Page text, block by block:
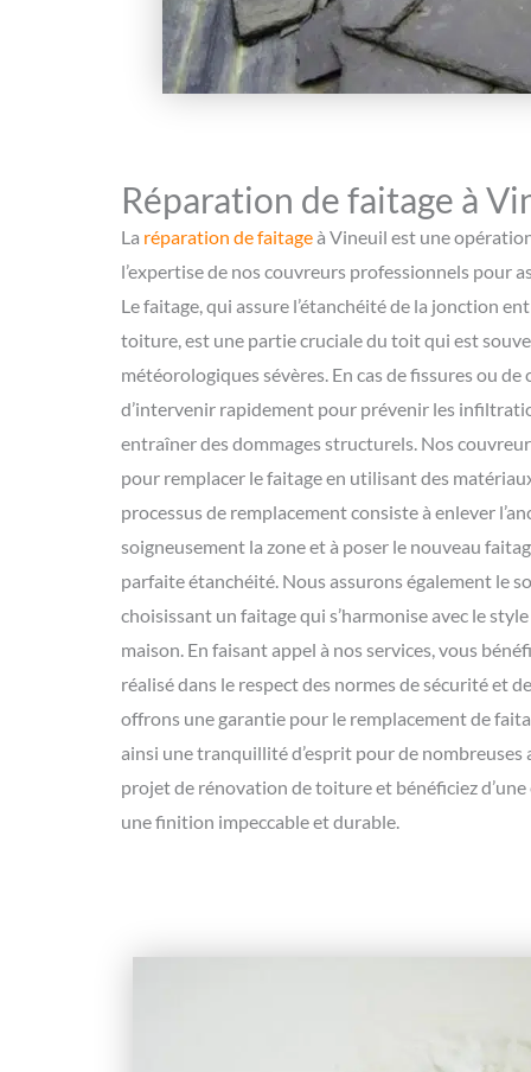
Réparation de faitage à
La réparation de faitageà Vineuil est une
l’expertise de nos couvreurs professionnels pour
Le faitage, qui assure l’étanchéité de la jonction
toiture, est une partie cruciale du toit qui est
météorologiques sévères. En cas de fissures ou
d’intervenir rapidement pour prévenir les
entraîner des dommages structurels. Nos
pour remplacer le faitage en utilisant des
processus de remplacement consiste à enlever
soigneusement la zone et à poser le nouveau
parfaite étanchéité. Nous assurons également le
choisissant un faitage qui s’harmonise avec le
maison. En faisant appel à nos services, vous
réalisé dans le respect des normes de sécurité et
offrons une garantie pour le remplacement de
ainsi une tranquillité d’esprit pour de
projet de rénovation de toiture et bénéficiez
une finition impeccable et durable.